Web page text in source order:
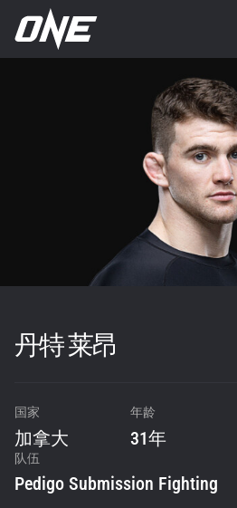
丹特 莱昂
国家
加拿大
年龄
31年
队伍
Pedigo Submission Fighting